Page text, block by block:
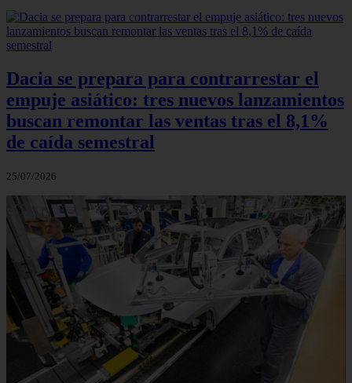
Dacia se prepara para contrarrestar el
empuje asiático: tres nuevos lanzamientos
buscan remontar las ventas tras el 8,1%
de caída semestral
25/07/2026